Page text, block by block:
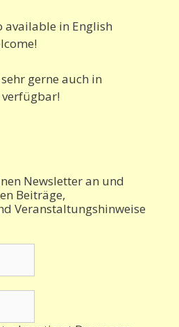
available in English
gerne auch in
verfügbar!
Newsletter an und
Beiträge,
Veranstaltungshinweise